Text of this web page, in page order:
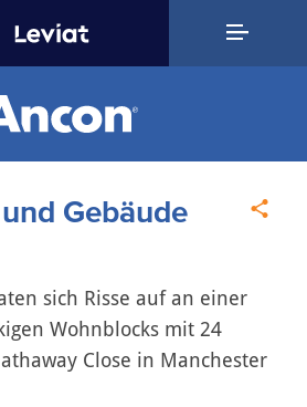
Gebäude
sich Risse auf an einer
Wohnblocks mit 24
Close in Manchester